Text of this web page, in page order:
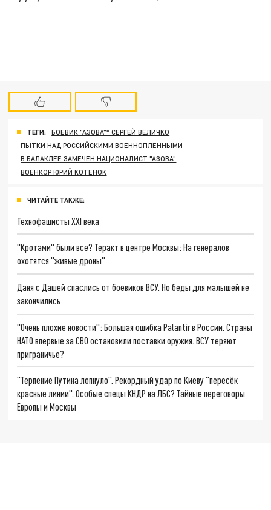
ТЕГИ:
БОЕВИК "АЗОВА"* СЕРГЕЙ ВЕЛИЧКО
ПЫТКИ НАД РОССИЙСКИМИ ВОЕННОПЛЕННЫМИ
В БАЛАКЛЕЕ ЗАМЕЧЕН НАЦИОНАЛИСТ "АЗОВА"
ВОЕНКОР ЮРИЙ КОТЕНОК
ЧИТАЙТЕ ТАКЖЕ:
Технофашисты XXI века
"Кротами" были все? Теракт в центре Москвы: На генералов
охотятся "живые дроны"
Даня с Дашей спаслись от боевиков ВСУ. Но беды для малышей не
закончились
"Очень плохие новости": Большая ошибка Palantir в России. Страны
НАТО впервые за СВО остановили поставки оружия. ВСУ теряют
приграничье?
"Терпение Путина лопнуло". Рекордный удар по Киеву "пересёк
красные линии". Особые спецы КНДР на ЛБС? Тайные переговоры
Европы и Москвы